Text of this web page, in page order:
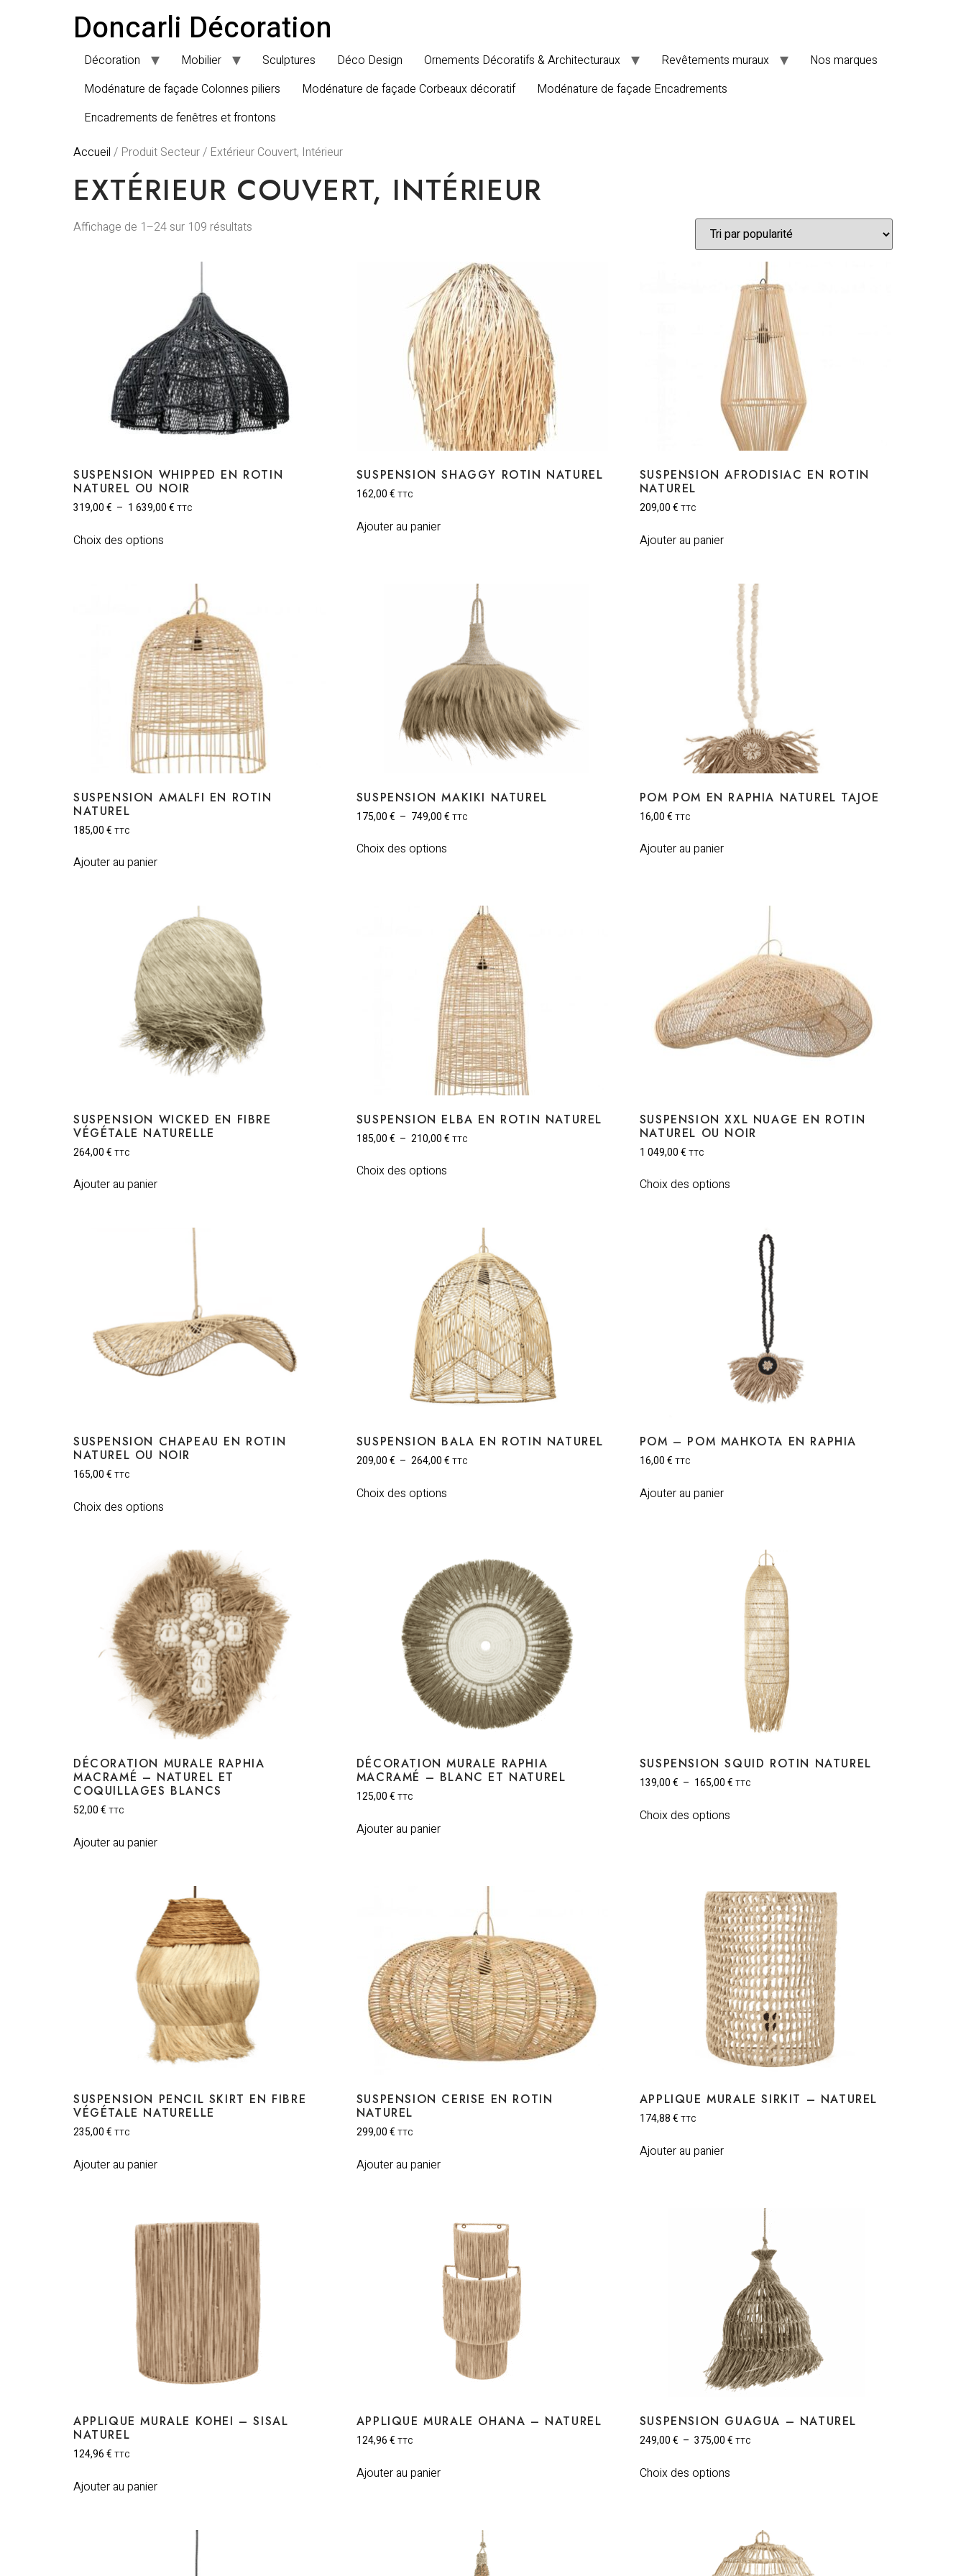
Doncarli Décoration
Décoration Mobilier Sculptures Déco Design Ornements Décoratifs & Architecturaux Revêtements muraux
Nos marques
Modénature de façade Colonnes piliers
Modénature de façade Corbeaux décoratif
Modénature de façade Encadrements
Encadrements de fenêtres et frontons
Accueil / Produit Secteur / Extérieur Couvert, Intérieur
EXTÉRIEUR COUVERT, INTÉRIEUR
Affichage de 1–24 sur 109 résultats
SUSPENSION WHIPPED EN ROTIN
NATUREL OU NOIR
319,00 € – 1 639,00 € TTC
Choix des options
SUSPENSION SHAGGY ROTIN NATUREL
162,00 € TTC
Ajouter au panier
SUSPENSION AFRODISIAC EN ROTIN
NATUREL
209,00 € TTC
Ajouter au panier
SUSPENSION AMALFI EN ROTIN
NATUREL
185,00 € TTC
Ajouter au panier
SUSPENSION MAKIKI NATUREL
175,00 € – 749,00 € TTC
Choix des options
POM POM EN RAPHIA NATUREL TAJOE
16,00 € TTC
Ajouter au panier
SUSPENSION WICKED EN FIBRE
VÉGÉTALE NATURELLE
264,00 € TTC
Ajouter au panier
SUSPENSION ELBA EN ROTIN NATUREL
185,00 € – 210,00 € TTC
Choix des options
SUSPENSION XXL NUAGE EN ROTIN
NATUREL OU NOIR
1 049,00 € TTC
Choix des options
SUSPENSION CHAPEAU EN ROTIN
NATUREL OU NOIR
165,00 € TTC
Choix des options
SUSPENSION BALA EN ROTIN NATUREL
209,00 € – 264,00 € TTC
Choix des options
POM – POM MAHKOTA EN RAPHIA
16,00 € TTC
Ajouter au panier
DÉCORATION MURALE RAPHIA
MACRAMÉ – NATUREL ET
COQUILLAGES BLANCS
52,00 € TTC
Ajouter au panier
DÉCORATION MURALE RAPHIA
MACRAMÉ – BLANC ET NATUREL
125,00 € TTC
Ajouter au panier
SUSPENSION SQUID ROTIN NATUREL
139,00 € – 165,00 € TTC
Choix des options
SUSPENSION PENCIL SKIRT EN FIBRE
VÉGÉTALE NATURELLE
235,00 € TTC
Ajouter au panier
SUSPENSION CERISE EN ROTIN
NATUREL
299,00 € TTC
Ajouter au panier
APPLIQUE MURALE SIRKIT – NATUREL
174,88 € TTC
Ajouter au panier
APPLIQUE MURALE KOHEI – SISAL
NATUREL
124,96 € TTC
Ajouter au panier
APPLIQUE MURALE OHANA – NATUREL
124,96 € TTC
Ajouter au panier
SUSPENSION GUAGUA – NATUREL
249,00 € – 375,00 € TTC
Choix des options